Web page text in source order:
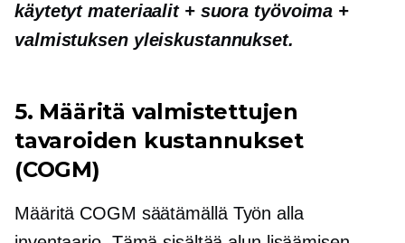
käytetyt materiaalit + suora työvoima +
valmistuksen yleiskustannukset.
5. Määritä valmistettujen
tavaroiden kustannukset
(COGM)
Määritä COGM säätämällä Työn alla